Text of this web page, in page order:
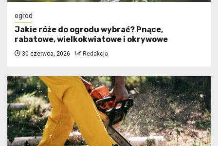
ogród
Jakie róże do ogrodu wybrać? Pnące,
rabatowe, wielkokwiatowe i okrywowe
30 czerwca, 2026 Redakcja